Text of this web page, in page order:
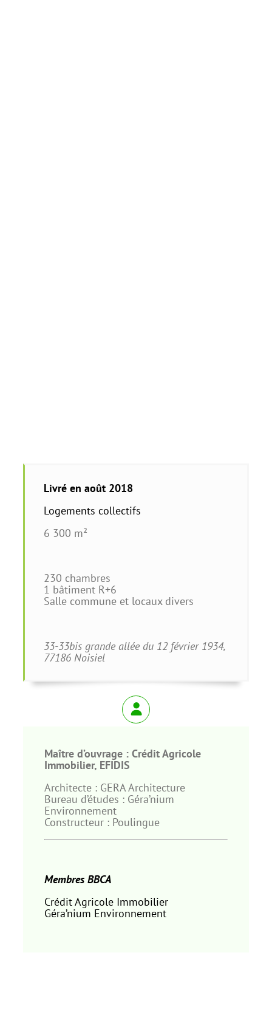
Livré en août 2018
Logements collectifs
6 300 m²
230 chambres
1 bâtiment R+6
Salle commune et locaux divers
33-33bis grande allée du 12 février 1934,
77186 Noisiel
Maître d’ouvrage : Crédit Agricole
Immobilier, EFIDIS
Architecte : GERA Architecture
Bureau d’études : Géra’nium
Environnement
Constructeur : Poulingue
Membres BBCA
Crédit Agricole Immobilier
Géra’nium Environnement